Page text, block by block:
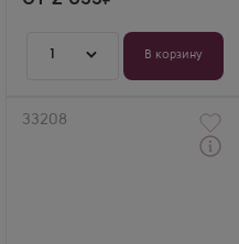
1 В корзину
Артикул
33208